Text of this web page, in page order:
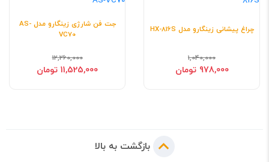
چراغ پیشانی زینگارو مدل HX-816S
1,040,000
978,000 تومان
جت فن شارژی زینگارو مدل AS-
VC70
12,260,000
11,525,000 تومان
بازگشت به بالا